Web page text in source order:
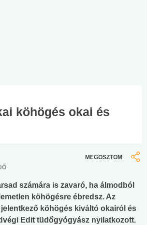
köhögés okai és
MEGOSZTOM
számára is zavaró, ha álmodból
köhögésre ébredsz. Az
köhögés kiváltó okairól és
Edit tüdőgyógyász nyilatkozott.